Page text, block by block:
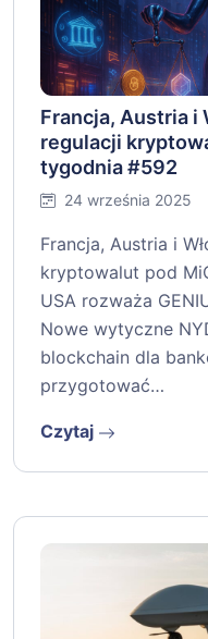
Francja, Austria i
regulacji
tygodnia #592
24 września 2025
Francja, Austria i
kryptowalut pod
USA rozważa
Nowe wytyczne
blockchain dla
przygotować…
Czytaj